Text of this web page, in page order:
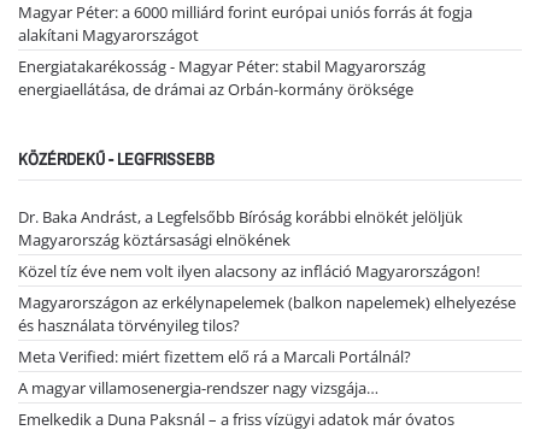
Magyar Péter: a 6000 milliárd forint európai uniós forrás át fogja
alakítani Magyarországot
Energiatakarékosság - Magyar Péter: stabil Magyarország
energiaellátása, de drámai az Orbán-kormány öröksége
KÖZÉRDEKŰ - LEGFRISSEBB
Dr. Baka Andrást, a Legfelsőbb Bíróság korábbi elnökét jelöljük
Magyarország köztársasági elnökének
Közel tíz éve nem volt ilyen alacsony az infláció Magyarországon!
Magyarországon az erkélynapelemek (balkon napelemek) elhelyezése
és használata törvényileg tilos?
Meta Verified: miért fizettem elő rá a Marcali Portálnál?
A magyar villamosenergia-rendszer nagy vizsgája…
Emelkedik a Duna Paksnál – a friss vízügyi adatok már óvatos